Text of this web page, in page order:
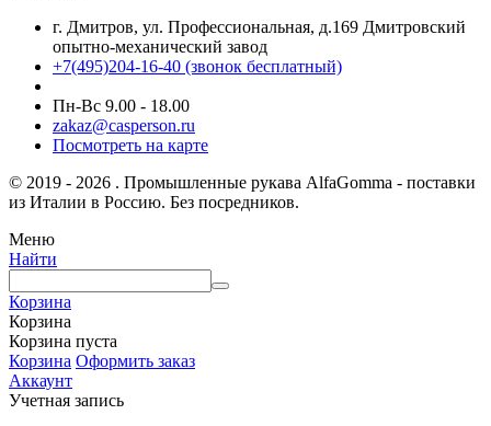
г. Дмитров, ул. Профессиональная, д.169 Дмитровский
опытно-механический завод
+7(495)204-16-40 (звонок бесплатный)
Пн-Вс 9.00 - 18.00
zakaz@casperson.ru
Посмотреть на карте
© 2019 - 2026 . Промышленные рукава AlfaGomma - поставки
из Италии в Россию. Без посредников.
Меню
Найти
Корзина
Корзина
Корзина пуста
Корзина Оформить заказ
Аккаунт
Учетная запись